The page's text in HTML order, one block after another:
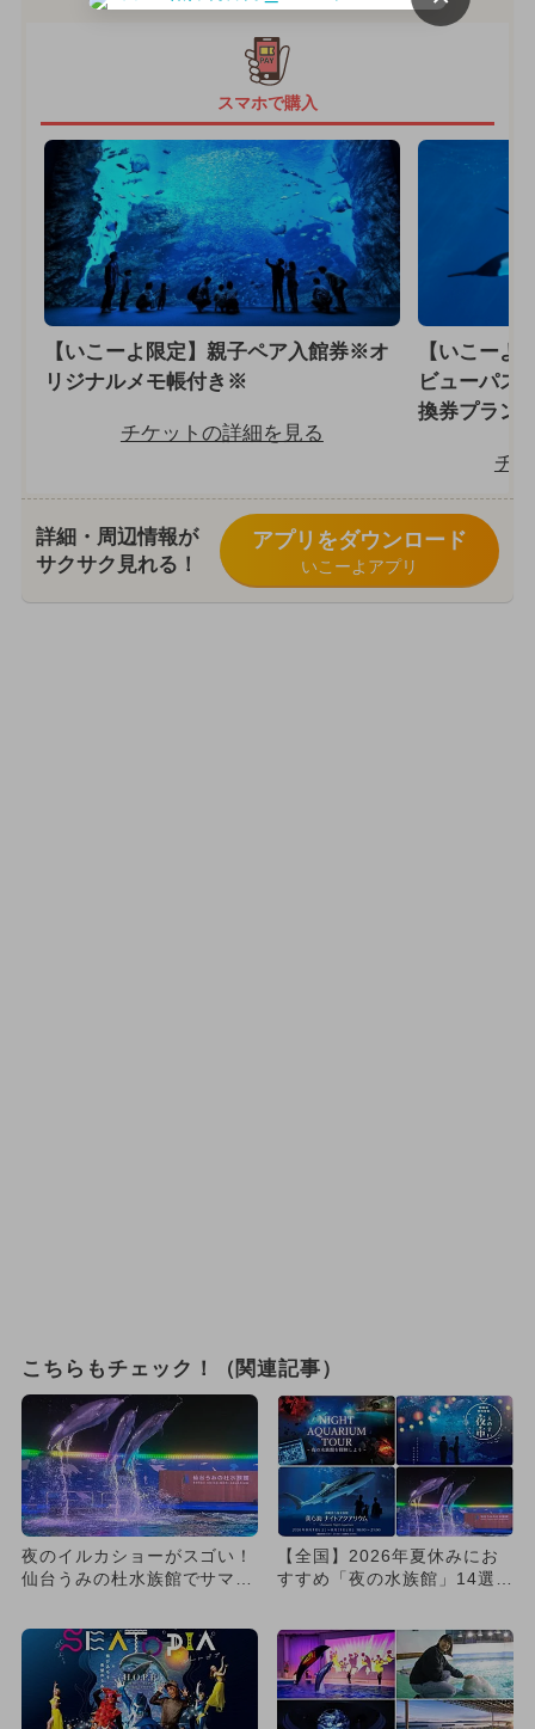
スマホで購入
【いこーよ限定】親子ペア入館券※オ
リジナルメモ帳付き※
チケットの詳細を見る
【いこーよ
ビューパス
換券プラン♪
チ
詳細・周辺情報が
サクサク見れる！
アプリをダウンロード
いこーよアプリ
こちらもチェック！（関連記事）
夜のイルカショーがスゴい！
仙台うみの杜水族館でサマー
【全国】2026年夏休みにお
すすめ「夜の水族館」14選！